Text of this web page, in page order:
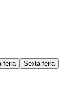
feira
Sexta-feira